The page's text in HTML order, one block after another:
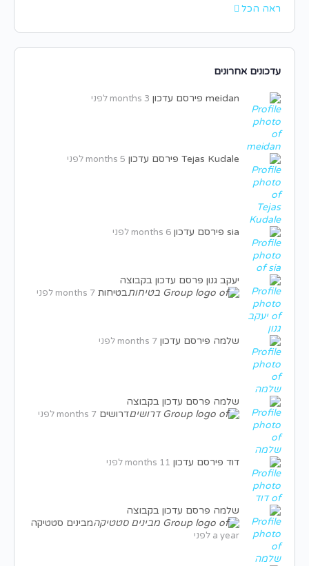
ראה הכל
עדכונים אחרונים
meidan פירסם עדכון 3 months לפני
Tejas Kudale פירסם עדכון 5 months לפני
sia פירסם עדכון 6 months לפני
יעקב גנון פרסם עדכון בקבוצה
בטיחות 7 months לפני
שלמה פירסם עדכון 7 months לפני
שלמה פרסם עדכון בקבוצה
דרושים 7 months לפני
דוד פירסם עדכון 11 months לפני
שלמה פרסם עדכון בקבוצה
מבינים סטטיקה
a year לפני